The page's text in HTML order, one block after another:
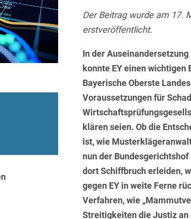
Kunstsammlung
Kartellrecht
Medien &
Öffentlicher
Steuerrecht
Wettbewerbs- &
Banking & Finance
Investigations
Datenschutz &
Energie
ESG –
Wirtschaften
Health Care & Life
Immobilien & Bau
Abfallrecht
Abwasserrecht
Abwehr von
Anlegerklagen
Aktienrecht
Allgemeine
Alternative
Streitbeilegung
Chemnitz
Frankfurt
Hamburg
Köln
Stuttgart
Dänisch
Deutsch
Englisch
Farsi
Finnisch
Französisch
Griechisch
Hebräisch
Newsletter
Datenschutzinformationen für
Der Beitrag wurde am 17.
erstveröffentlicht.
In der
konnte EY einen wichtigen
Bayerische Oberste
Voraussetzungen für
klären seien. Ob die
ist, wie
nun der
dort Schiffbruch erleiden,
gegen EY in weite Ferne
Verfahren, wie
Streitigkeiten die Justiz an